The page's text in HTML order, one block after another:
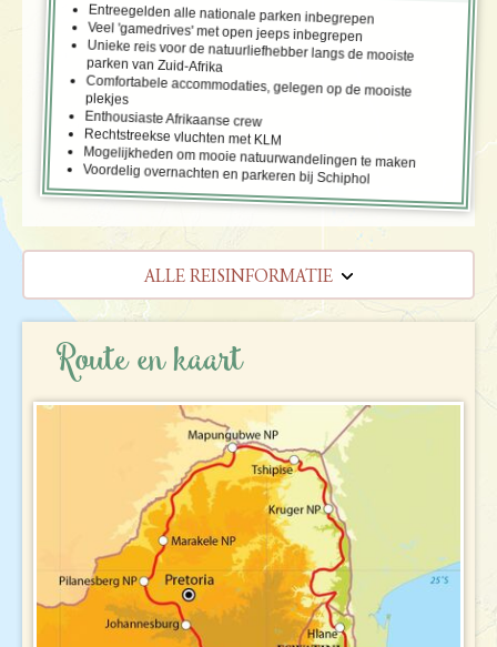
Entreegelden alle nationale parken inbegrepen
Veel 'gamedrives' met open jeeps inbegrepen
Unieke reis voor de natuurliefhebber langs de mooiste
parken van Zuid-Afrika
Comfortabele accommodaties, gelegen op de mooiste
plekjes
Enthousiaste Afrikaanse crew
Rechtstreekse vluchten met KLM
Mogelijkheden om mooie natuurwandelingen te maken
Voordelig overnachten en parkeren bij Schiphol
ALLE REISINFORMATIE
REISBESCHRIJVING
VERTREKDATA/PRIJS
REVIEWS
PRAKTISCHE INFORMATIE
Accommodatie
Vliegreis
Vervoer
FAQ
FOTO'S EN VIDEO
REIS BOEKEN
Route en kaart